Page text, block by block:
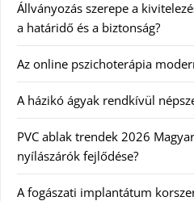
Állványozás szerepe a
a határidő és a biztonság?
Az online pszichoterápia
A házikó ágyak rendkívül
PVC ablak trendek 2026
nyílászárók fejlődése?
A fogászati implantátum